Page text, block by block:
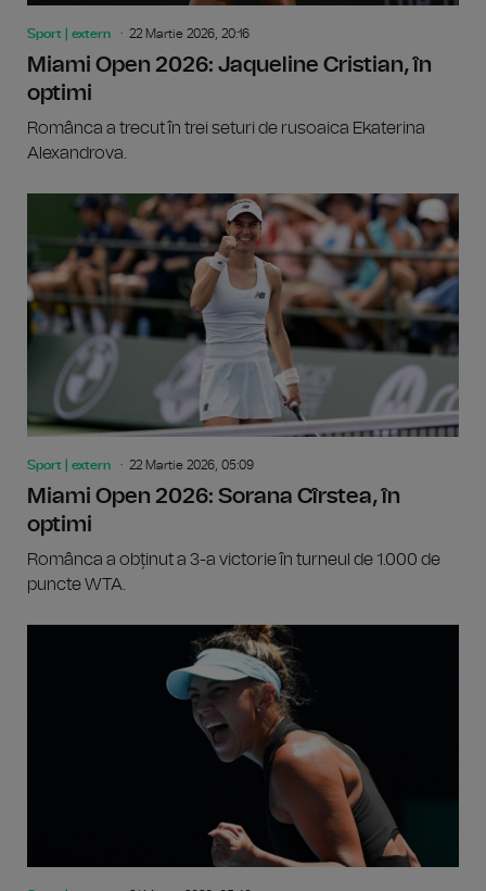
Sport | extern 22 Martie 2026, 20:16
Miami Open 2026: Jaqueline Cristian, în
optimi
Românca a trecut în trei seturi de rusoaica Ekaterina
Alexandrova.
Sport | extern 22 Martie 2026, 05:09
Miami Open 2026: Sorana Cîrstea, în
optimi
Românca a obținut a 3-a victorie în turneul de 1.000 de
puncte WTA.